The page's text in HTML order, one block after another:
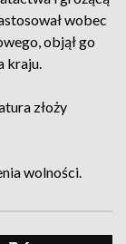
wobec
objął go
kraju.
złoży
wolności.